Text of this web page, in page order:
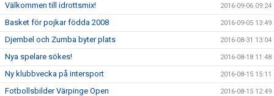
Välkommen till idrottsmix! 2016-09-06 09:24
Basket för pojkar födda 2008 2016-09-05 13:49
Djembel och Zumba byter plats 2016-08-31 13:04
Nya spelare sökes! 2016-08-18 11:48
Ny klubbvecka på intersport 2016-08-15 15:11
Fotbollsbilder Värpinge Open 2016-08-15 12:49